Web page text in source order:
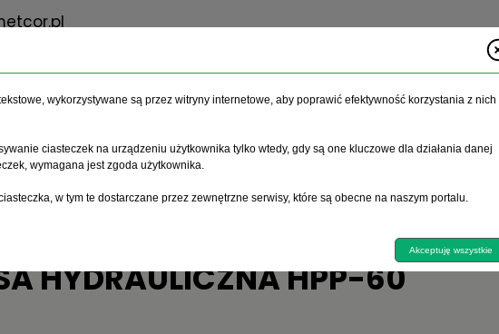
HPP-60
HYDRAULICZNA HPP-60
wykorzystywane są przez witryny internetowe, aby poprawić efektywność korzystania z nich
ciasteczek na urządzeniu użytkownika tylko wtedy, gdy są one kluczowe dla działania danej
wymagana jest zgoda użytkownika.
w tym te dostarczane przez zewnętrzne serwisy, które są obecne na naszym portalu.
Akceptuję wszystkie